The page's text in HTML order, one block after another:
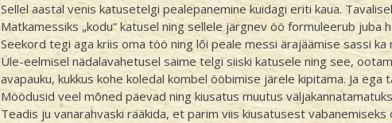
Sellel aastal venis katusetelgi pealepanemine kuidagi eriti kaua.
Matkamessiks „kodu“ katusel ning sellele järgnev öö formuleerub juba
Seekord tegi aga kriis oma töö ning lõi peale messi ärajäämise sassi ka
Üle-eelmisel nädalavahetusel saime telgi siiski katusele ning see,
avapauku, kukkus kohe koledal kombel ööbimise järele kipitama. Ja ega
Möödusid veel mõned päevad ning kiusatus muutus
Teadis ju vanarahvaski rääkida, et parim viis kiusatusest vabanemiseks